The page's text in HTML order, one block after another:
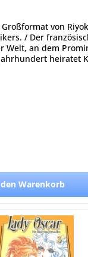
von
/ Der
Welt, an dem
heiratet
Warenkorb